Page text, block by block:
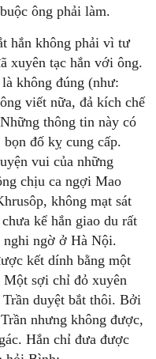
ông phải làm.
hắn không phải vì tư
xuyên tạc hắn với ông.
không đúng (như:
viết nữa, đả kích chế
thông tin này có
đố kỵ cung cấp.
vui của những
chịu ca ngợi Mao
không mạt sát
kể hắn giao du rất
nghi ngờ ở Hà Nội.
kết dính bằng một
Một sợi chỉ đỏ xuyên
duyệt bắt thôi. Bởi
nhưng không được,
Hắn chỉ đưa được